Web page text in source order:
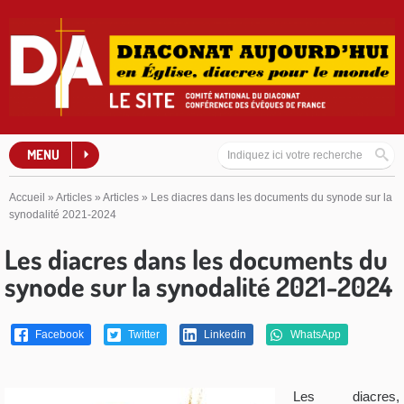
MENU
Accueil » Articles » Articles » Les diacres dans les documents du synode sur la
synodalité 2021-2024
Les diacres dans les documents du
synode sur la synodalité 2021-2024
Facebook Twitter Linkedin WhatsApp
Les diacres,